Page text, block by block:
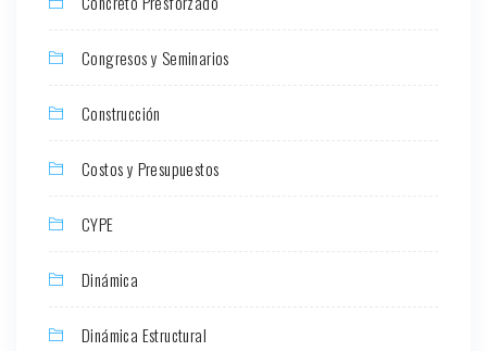
Congresos y Seminarios
Construcción
Costos y Presupuestos
CYPE
Dinámica
Dinámica Estructural